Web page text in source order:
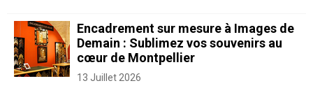
Encadrement sur mesure à Images de
Demain : Sublimez vos souvenirs au
cœur de Montpellier
13 Juillet 2026